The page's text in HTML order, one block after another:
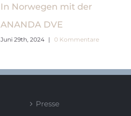
In Norwegen mit der
ANANDA DVE
Juni 29th, 2024 | 0 Kommentare
Presse